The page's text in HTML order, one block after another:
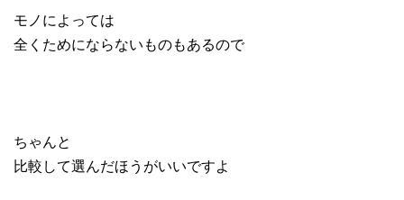
モノによっては
全くためにならないものもあるので
ちゃんと
比較して選んだほうがいいですよ